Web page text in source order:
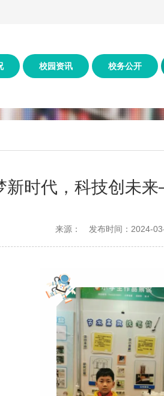
校园资讯 校务公开
新时代，科技创未
来源： 发布时间：2024-